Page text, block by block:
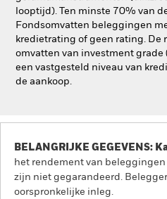
looptijd). Ten minste 70% van
Fondsomvatten beleggingen
kredietrating of geen rating. De
omvatten van investment grade
een vastgesteld niveau van
de aankoop.
BELANGRIJKE GEGEVENS:
het rendement van
zijn niet gegarandeerd.
oorspronkelijke inleg.